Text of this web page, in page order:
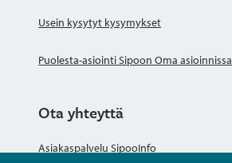
Usein kysytyt kysymykset
Puolesta-asiointi Sipoon Oma asioinnissa
Ota yhteyttä
Asiakaspalvelu SipooInfo